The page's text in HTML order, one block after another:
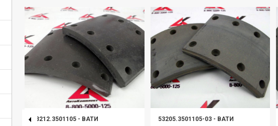
53212.3501105 - ВАТИ 53205.3501105-03 - ВАТИ